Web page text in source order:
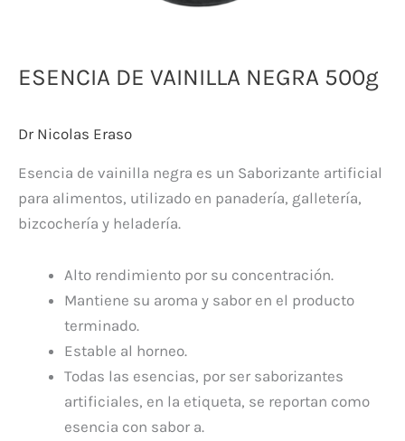
ESENCIA DE VAINILLA NEGRA 500g
Dr Nicolas Eraso
Esencia de vainilla negra es un Saborizante artificial
para alimentos, utilizado en panadería, galletería,
bizcochería y heladería.
Alto rendimiento por su concentración.
Mantiene su aroma y sabor en el producto
terminado.
Estable al horneo.
Todas las esencias, por ser saborizantes
artificiales, en la etiqueta, se reportan como
esencia con sabor a.